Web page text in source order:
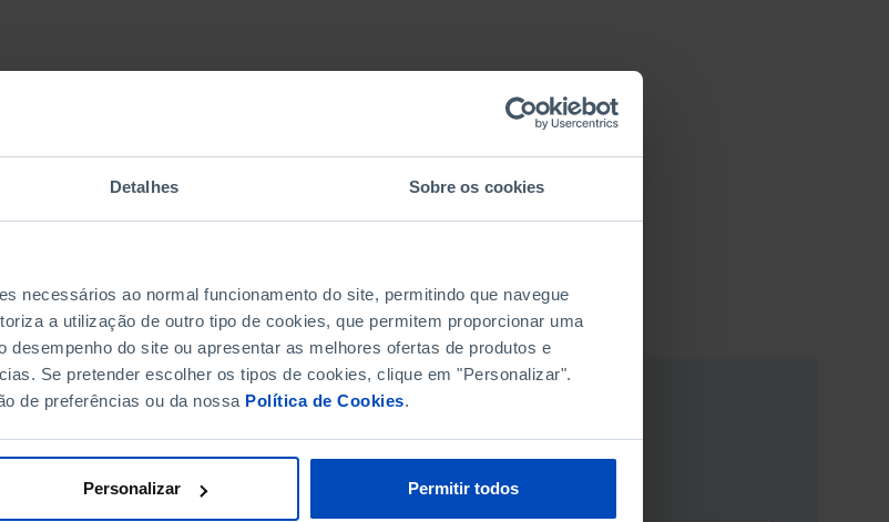
Detalhes Sobre os cookies
necessários ao normal funcionamento do site, permitindo que navegue
a utilização de outro tipo de cookies, que permitem proporcionar uma
desempenho do site ou apresentar as melhores ofertas de produtos e
Se pretender escolher os tipos de cookies, clique em "Personalizar".
de preferências ou da nossa Política de Cookies.
Personalizar Permitir todos
STAY IN THE LOOP.